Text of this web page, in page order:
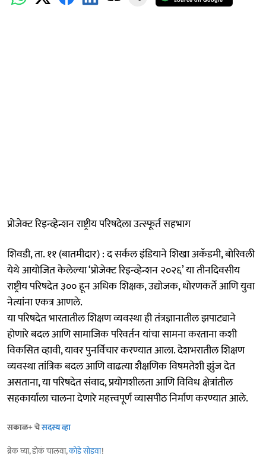
प्रोजेक्ट रिइन्व्हेन्शन राष्ट्रीय परिषदेला उत्स्फूर्त सहभाग
शिवडी, ता. ११ (बातमीदार) : द सर्कल इंडियाने शिखा अकॅडमी, बोरिवली
येथे आयोजित केलेल्या ‘प्रोजेक्ट रिइन्व्हेन्शन २०२६’ या तीनदिवसीय
राष्ट्रीय परिषदेत ३०० हून अधिक शिक्षक, उद्योजक, धोरणकर्ते आणि युवा
नेत्यांना एकत्र आणले.
या परिषदेत भारतातील शिक्षण व्यवस्था ही तंत्रज्ञानातील झपाट्याने
होणारे बदल आणि सामाजिक परिवर्तन यांचा सामना करताना कशी
विकसित व्हावी, यावर पुनर्विचार करण्यात आला. देशभरातील शिक्षण
व्यवस्था तांत्रिक बदल आणि वाढत्या शैक्षणिक विषमतेशी झुंज देत
असताना, या परिषदेत संवाद, प्रयोगशीलता आणि विविध क्षेत्रांतील
सहकार्याला चालना देणारे महत्त्वपूर्ण व्यासपीठ निर्माण करण्यात आले.
सकाळ+ चेसदस्य व्हा
ब्रेक घ्या, डोकं चालवा,कोडे सोडवा!